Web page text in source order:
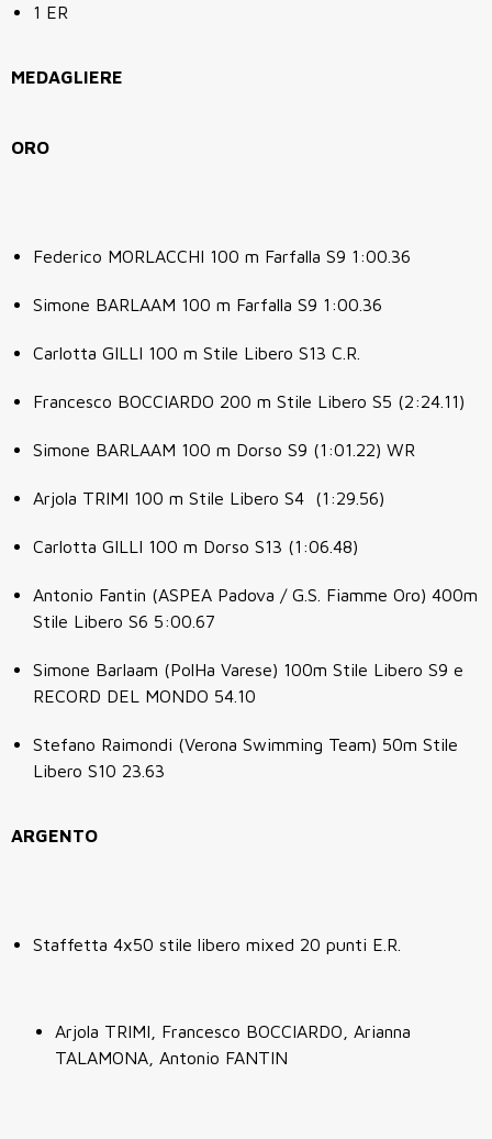
1 ER
MEDAGLIERE
ORO
Federico MORLACCHI 100 m Farfalla S9 1:00.36
Simone BARLAAM 100 m Farfalla S9 1:00.36
Carlotta GILLI 100 m Stile Libero S13 C.R.
Francesco BOCCIARDO 200 m Stile Libero S5 (2:24.11)
Simone BARLAAM 100 m Dorso S9 (1:01.22) WR
Arjola TRIMI 100 m Stile Libero S4 (1:29.56)
Carlotta GILLI 100 m Dorso S13 (1:06.48)
Antonio Fantin (ASPEA Padova / G.S. Fiamme Oro) 400m
Stile Libero S6 5:00.67
Simone Barlaam (PolHa Varese) 100m Stile Libero S9 e
RECORD DEL MONDO 54.10
Stefano Raimondi (Verona Swimming Team) 50m Stile
Libero S10 23.63
ARGENTO
Staffetta 4x50 stile libero mixed 20 punti E.R.
Arjola TRIMI, Francesco BOCCIARDO, Arianna
TALAMONA, Antonio FANTIN